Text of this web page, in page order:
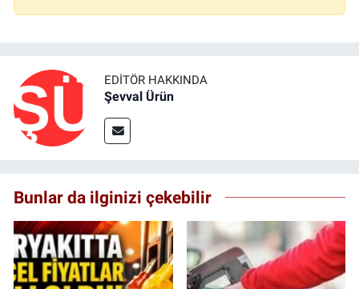
EDITÖR HAKKINDA
Şevval Ürün
Bunlar da ilginizi çekebilir